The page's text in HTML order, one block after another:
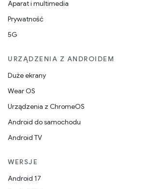
Aparat i multimedia
Prywatność
5G
URZĄDZENIA Z ANDROIDEM
Duże ekrany
Wear OS
Urządzenia z ChromeOS
Android do samochodu
Android TV
WERSJE
Android 17